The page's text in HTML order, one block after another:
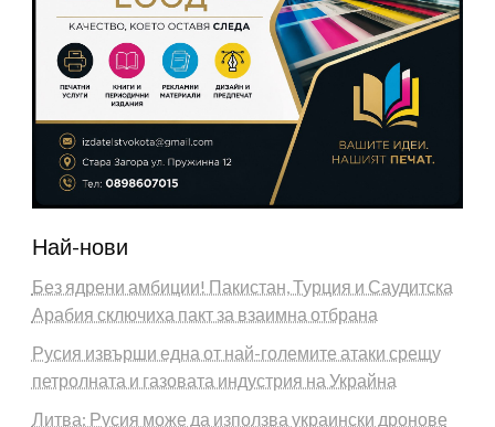
Най-нови
Без ядрени амбиции! Пакистан, Турция и Саудитска
Арабия сключиха пакт за взаимна отбрана
Русия извърши една от най-големите атаки срещу
петролната и газовата индустрия на Украйна
Литва: Русия може да използва украински дронове